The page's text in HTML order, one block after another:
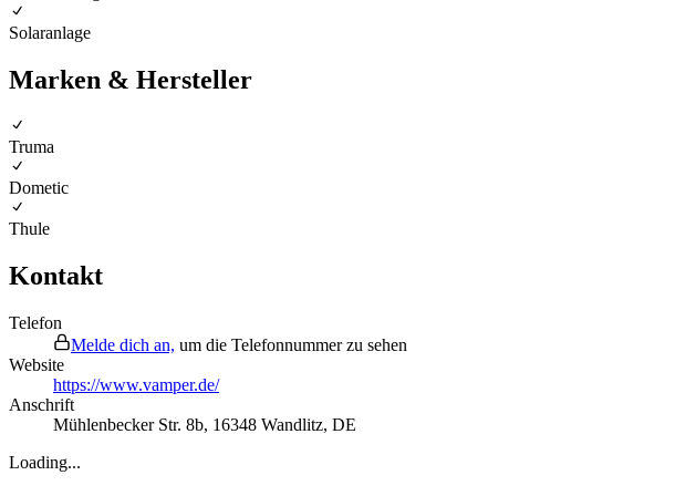
Solaranlage
Marken & Hersteller
Truma
Dometic
Thule
Kontakt
Telefon
Melde dich an, um die Telefonnummer zu sehen
Website
https://www.vamper.de/
Anschrift
Mühlenbecker Str. 8b, 16348 Wandlitz, DE
Loading...